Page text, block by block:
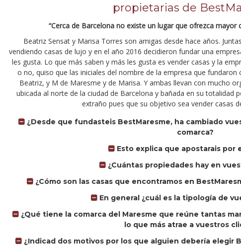
propietarias de
“Cerca de Barcelona no existe un lugar que ofrezca mayor
Beatriz Sensat y Marisa Torres son amigas desde hace años.
vendiendo casas de lujo y en el año 2016 decidieron fundar una
les gusta. Lo que más saben y más les gusta es vender casas y la
o no, quiso que las iniciales del nombre de la empresa que fundaron
Beatriz, y M de Maresme y de Marisa. Y ambas llevan con mucho
ubicada al norte de la ciudad de Barcelona y bañada en su totalidad
extraño pues que su objetivo sea vender casas
¿Desde que fundasteis BestMaresme, ha cambiado
comarca?
Esto explica que apostarais por
¿Cuántas propiedades hay en
¿Cómo son las casas que encontramos en
En general ¿cuál es la tipología de
¿Qué tiene la comarca del Maresme que reúne tantas
lo que más atrae a vuestros
¿Indicad dos motivos por los que alguien debería elegir